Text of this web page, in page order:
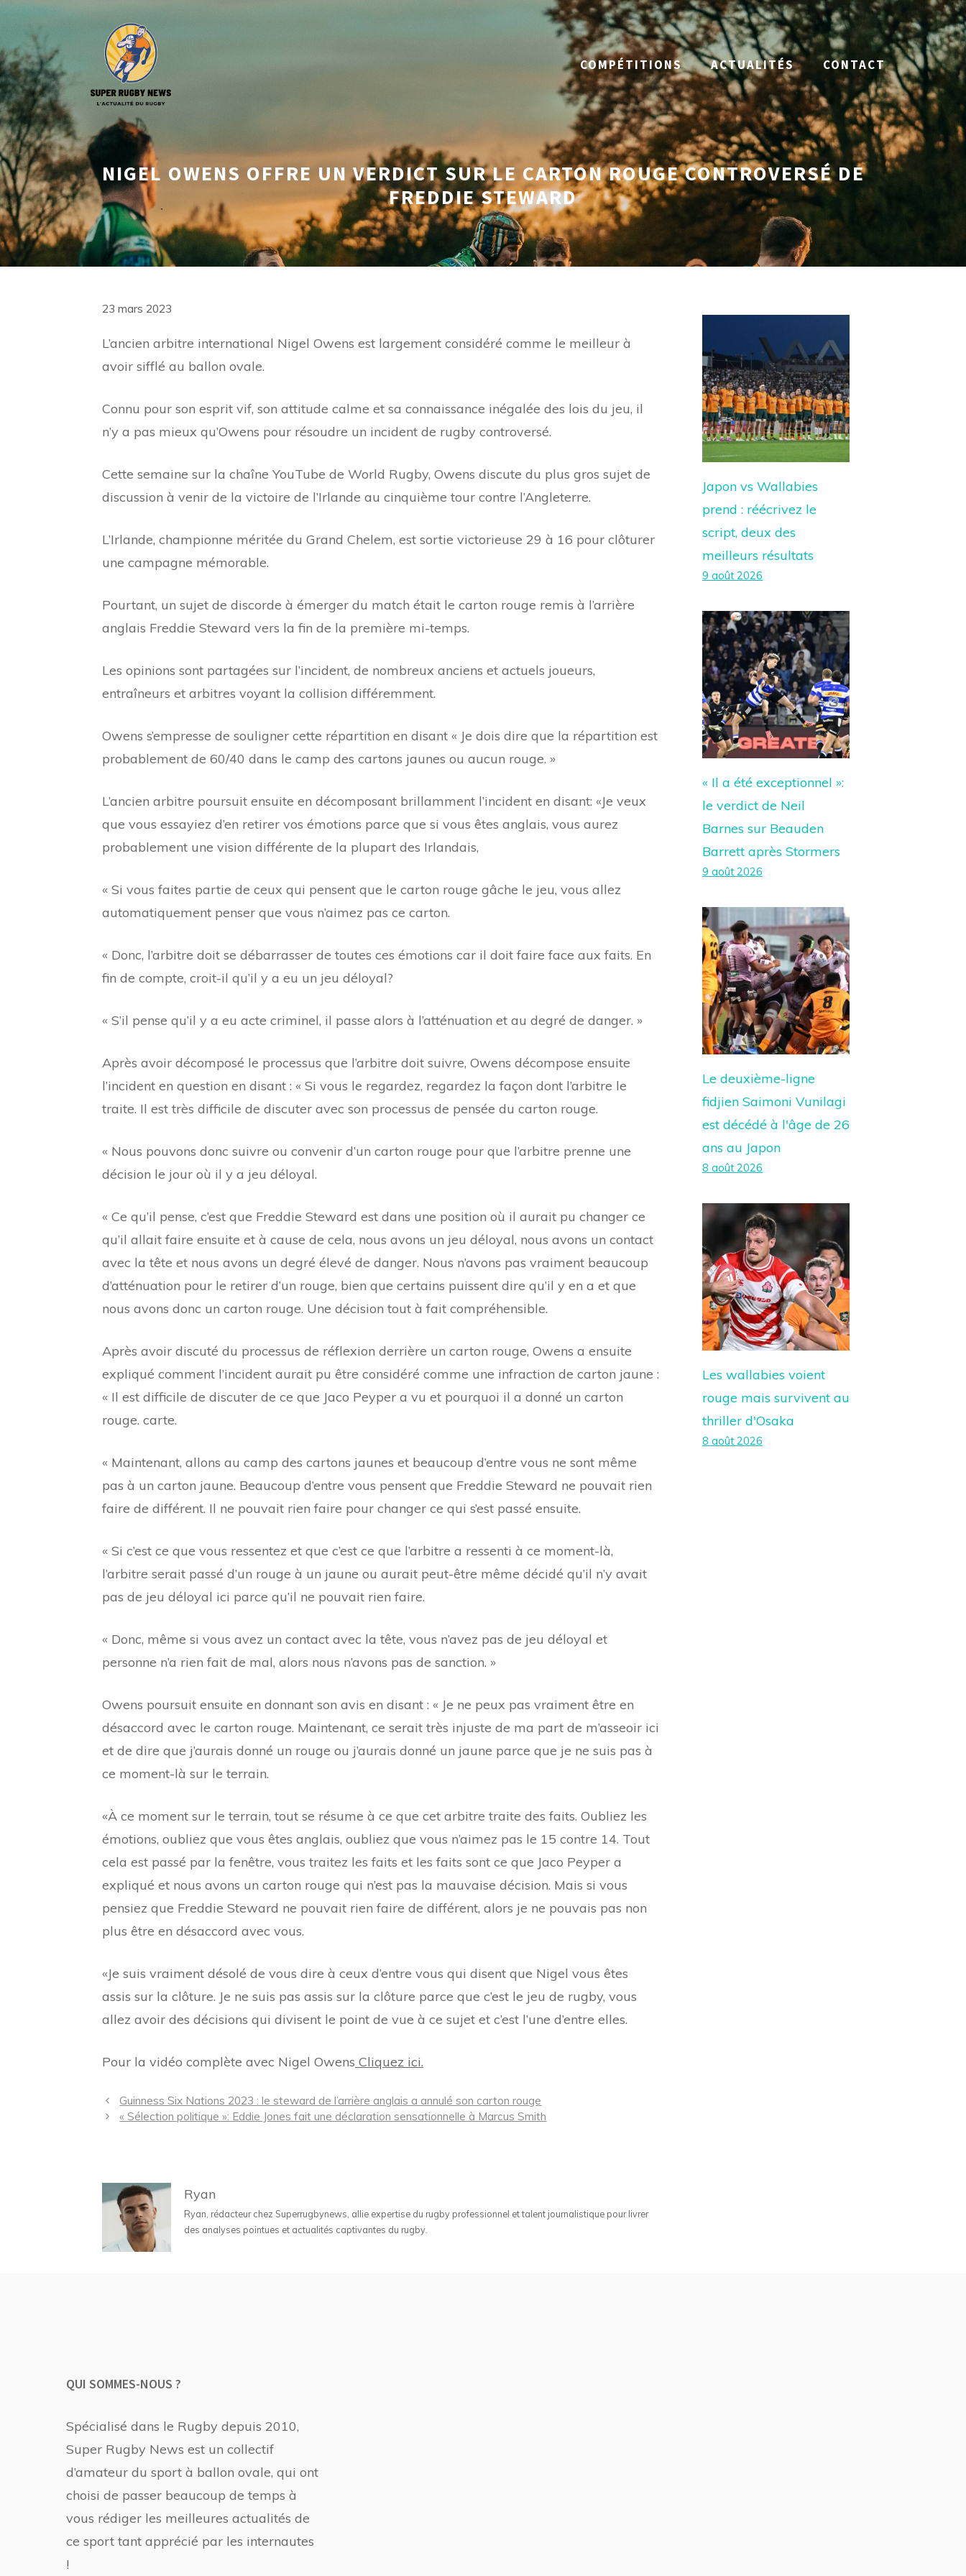
Aller
contenu
COMPÉTITIONS ACTUALITÉS CONTACT
NIGEL OWENS OFFRE UN VERDICT SUR LE CARTON ROUGE CONTROVERSÉ DE
FREDDIE STEWARD
23 mars 2023
L’ancien arbitre international Nigel Owens est largement considéré comme le meilleur à
avoir sifflé au ballon ovale.
Connu pour son esprit vif, son attitude calme et sa connaissance inégalée des lois du jeu, il
n’y a pas mieux qu’Owens pour résoudre un incident de rugby controversé.
Cette semaine sur la chaîne YouTube de World Rugby, Owens discute du plus gros sujet de
discussion à venir de la victoire de l’Irlande au cinquième tour contre l’Angleterre.
L’Irlande, championne méritée du Grand Chelem, est sortie victorieuse 29 à 16 pour clôturer
une campagne mémorable.
Pourtant, un sujet de discorde à émerger du match était le carton rouge remis à l’arrière
anglais Freddie Steward vers la fin de la première mi-temps.
Les opinions sont partagées sur l’incident, de nombreux anciens et actuels joueurs,
entraîneurs et arbitres voyant la collision différemment.
Owens s’empresse de souligner cette répartition en disant « Je dois dire que la répartition est
probablement de 60/40 dans le camp des cartons jaunes ou aucun rouge. »
L’ancien arbitre poursuit ensuite en décomposant brillamment l’incident en disant: «Je veux
que vous essayiez d’en retirer vos émotions parce que si vous êtes anglais, vous aurez
probablement une vision différente de la plupart des Irlandais,
« Si vous faites partie de ceux qui pensent que le carton rouge gâche le jeu, vous allez
automatiquement penser que vous n’aimez pas ce carton.
« Donc, l’arbitre doit se débarrasser de toutes ces émotions car il doit faire face aux faits. En
fin de compte, croit-il qu’il y a eu un jeu déloyal?
« S’il pense qu’il y a eu acte criminel, il passe alors à l’atténuation et au degré de danger. »
Après avoir décomposé le processus que l’arbitre doit suivre, Owens décompose ensuite
l’incident en question en disant : « Si vous le regardez, regardez la façon dont l’arbitre le
traite. Il est très difficile de discuter avec son processus de pensée du carton rouge.
« Nous pouvons donc suivre ou convenir d’un carton rouge pour que l’arbitre prenne une
décision le jour où il y a jeu déloyal.
« Ce qu’il pense, c’est que Freddie Steward est dans une position où il aurait pu changer ce
qu’il allait faire ensuite et à cause de cela, nous avons un jeu déloyal, nous avons un contact
avec la tête et nous avons un degré élevé de danger. Nous n’avons pas vraiment beaucoup
d’atténuation pour le retirer d’un rouge, bien que certains puissent dire qu’il y en a et que
nous avons donc un carton rouge. Une décision tout à fait compréhensible.
Après avoir discuté du processus de réflexion derrière un carton rouge, Owens a ensuite
expliqué comment l’incident aurait pu être considéré comme une infraction de carton jaune :
« Il est difficile de discuter de ce que Jaco Peyper a vu et pourquoi il a donné un carton
rouge. carte.
« Maintenant, allons au camp des cartons jaunes et beaucoup d’entre vous ne sont même
pas à un carton jaune. Beaucoup d’entre vous pensent que Freddie Steward ne pouvait rien
faire de différent. Il ne pouvait rien faire pour changer ce qui s’est passé ensuite.
« Si c’est ce que vous ressentez et que c’est ce que l’arbitre a ressenti à ce moment-là,
l’arbitre serait passé d’un rouge à un jaune ou aurait peut-être même décidé qu’il n’y avait
pas de jeu déloyal ici parce qu’il ne pouvait rien faire.
« Donc, même si vous avez un contact avec la tête, vous n’avez pas de jeu déloyal et
personne n’a rien fait de mal, alors nous n’avons pas de sanction. »
Owens poursuit ensuite en donnant son avis en disant : « Je ne peux pas vraiment être en
désaccord avec le carton rouge. Maintenant, ce serait très injuste de ma part de m’asseoir ici
et de dire que j’aurais donné un rouge ou j’aurais donné un jaune parce que je ne suis pas à
ce moment-là sur le terrain.
«À ce moment sur le terrain, tout se résume à ce que cet arbitre traite des faits. Oubliez les
émotions, oubliez que vous êtes anglais, oubliez que vous n’aimez pas le 15 contre 14. Tout
cela est passé par la fenêtre, vous traitez les faits et les faits sont ce que Jaco Peyper a
expliqué et nous avons un carton rouge qui n’est pas la mauvaise décision. Mais si vous
pensiez que Freddie Steward ne pouvait rien faire de différent, alors je ne pouvais pas non
plus être en désaccord avec vous.
«Je suis vraiment désolé de vous dire à ceux d’entre vous qui disent que Nigel vous êtes
assis sur la clôture. Je ne suis pas assis sur la clôture parce que c’est le jeu de rugby, vous
allez avoir des décisions qui divisent le point de vue à ce sujet et c’est l’une d’entre elles.
Pour la vidéo complète avec Nigel Owens Cliquez ici.
Navigation
des
Guinness Six Nations 2023 : le steward de l’arrière anglais a annulé son carton rouge
« Sélection politique »: Eddie Jones fait une déclaration sensationnelle à Marcus Smith
Ryan
Ryan, rédacteur chez Superrugbynews, allie expertise du rugby professionnel et talent journalistique pour livrer
des analyses pointues et actualités captivantes du rugby.
Japon vs Wallabies
prend : réécrivez le
script, deux des
meilleurs résultats
9 août 2026
« Il a été exceptionnel »:
le verdict de Neil
Barnes sur Beauden
Barrett après Stormers
9 août 2026
Le deuxième-ligne
fidjien Saimoni Vunilagi
est décédé à l'âge de 26
ans au Japon
8 août 2026
Les wallabies voient
rouge mais survivent au
thriller d'Osaka
8 août 2026
QUI SOMMES-NOUS ?
Spécialisé dans le Rugby depuis 2010,
Super Rugby News est un collectif
d’amateur du sport à ballon ovale, qui ont
choisi de passer beaucoup de temps à
vous rédiger les meilleures actualités de
ce sport tant apprécié par les internautes
!